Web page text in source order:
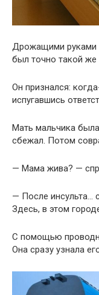
Дрожащими руками
был точно такой же
Он признался:
испугавшись
Мать мальчика
сбежал. Потом
— Мама жива? —
— После инсульта…
Здесь, в этом
С помощью
Она сразу узнала